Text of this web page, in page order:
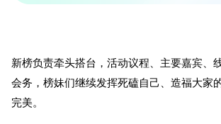
新榜负责牵头搭台，活动议程、主要嘉宾、
会务，榜妹们继续发挥死磕自己、造福大家
完美。